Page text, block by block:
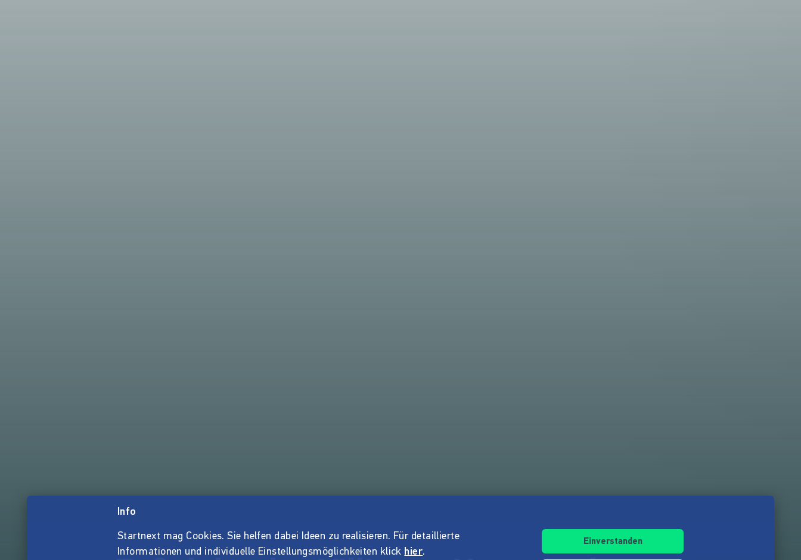
Info
Startnext mag Cookies. Sie helfen dabei Ideen zu realisieren. Für detaillierte
Informationen und individuelle Einstellungsmöglichkeiten klick hier.
Einverstanden